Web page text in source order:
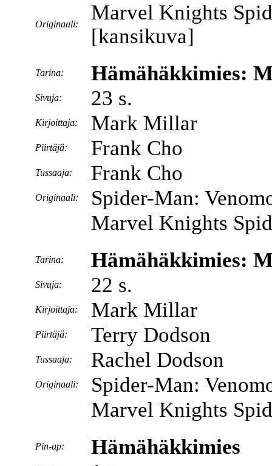
Originaali:
Marvel Knights
[kansikuva]
Tarina: Hämähäkkimies:
Sivuja: 23 s.
Kirjoittaja: Mark Millar
Piirtäjä: Frank Cho
Tussaaja: Frank Cho
Originaali:
Spider-Man:
Marvel Knights
Tarina: Hämähäkkimies:
Sivuja: 22 s.
Kirjoittaja: Mark Millar
Piirtäjä: Terry Dodson
Tussaaja: Rachel Dodson
Originaali:
Spider-Man:
Marvel Knights
Pin-up: Hämähäkkimies